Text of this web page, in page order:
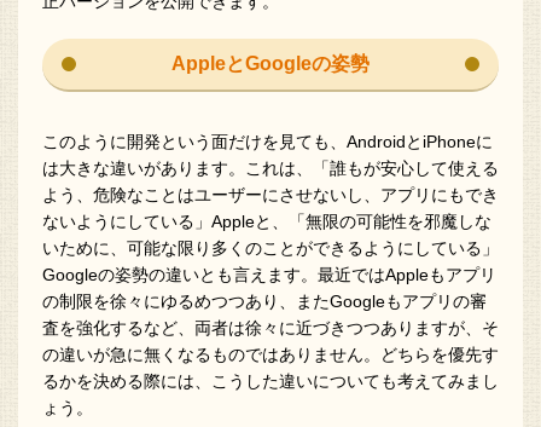
AppleとGoogleの姿勢
このように開発という面だけを見ても、AndroidとiPhoneに
は大きな違いがあります。これは、「誰もが安心して使える
よう、危険なことはユーザーにさせないし、アプリにもでき
ないようにしている」Appleと、「無限の可能性を邪魔しな
いために、可能な限り多くのことができるようにしている」
Googleの姿勢の違いとも言えます。最近ではAppleもアプリ
の制限を徐々にゆるめつつあり、またGoogleもアプリの審
査を強化するなど、両者は徐々に近づきつつありますが、そ
の違いが急に無くなるものではありません。どちらを優先す
るかを決める際には、こうした違いについても考えてみまし
ょう。